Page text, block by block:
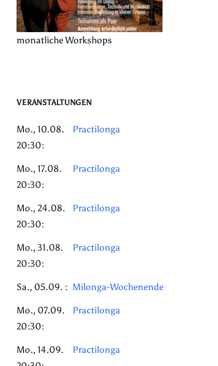
monatliche Workshops
VERANSTALTUNGEN
Mo., 10.08.
20:30:
Practilonga
Mo., 17.08.
20:30:
Practilonga
Mo., 24.08.
20:30:
Practilonga
Mo., 31.08.
20:30:
Practilonga
Sa., 05.09. : Milonga-Wochenende
Mo., 07.09.
20:30:
Practilonga
Mo., 14.09.
Practilonga